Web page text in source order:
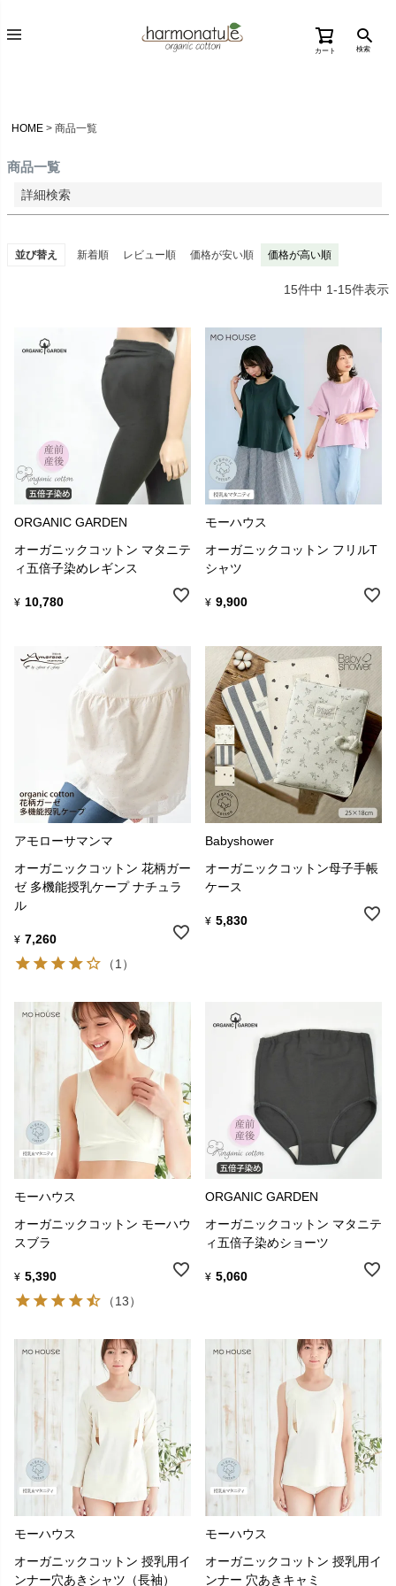
カート 検索
HOME 商品一覧
商品一覧
詳細検索
並び替え 新着順 レビュー順 価格が安い順 価格が高い順
15件中 1-15件表示
ORGANIC GARDEN
オーガニックコットン マタニテ
ィ五倍子染めレギンス
¥ 10,780
モーハウス
オーガニックコットン フリルT
シャツ
¥ 9,900
アモローサマンマ
オーガニックコットン 花柄ガー
ゼ 多機能授乳ケープ ナチュラ
ル
¥ 7,260
（1）
Babyshower
オーガニックコットン母子手帳
ケース
¥ 5,830
モーハウス
オーガニックコットン モーハウ
スブラ
¥ 5,390
（13）
ORGANIC GARDEN
オーガニックコットン マタニテ
ィ五倍子染めショーツ
¥ 5,060
モーハウス
オーガニックコットン 授乳用イ
ンナー穴あきシャツ（長袖）
モーハウス
オーガニックコットン 授乳用イ
ンナー 穴あきキャミ